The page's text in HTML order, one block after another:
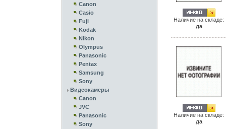
Canon
Casio
Fuji
Kodak
Nikon
Olympus
Panasonic
Pentax
Samsung
Sony
Видеокамеры
Canon
JVC
Panasonic
Sony
Наличие на складе:
да
Наличие на складе:
да